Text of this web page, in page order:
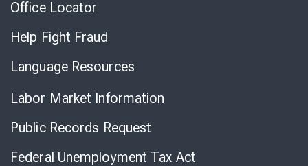
Office Locator
Help Fight Fraud
Language Resources
Labor Market Information
Public Records Request
Federal Unemployment Tax Act